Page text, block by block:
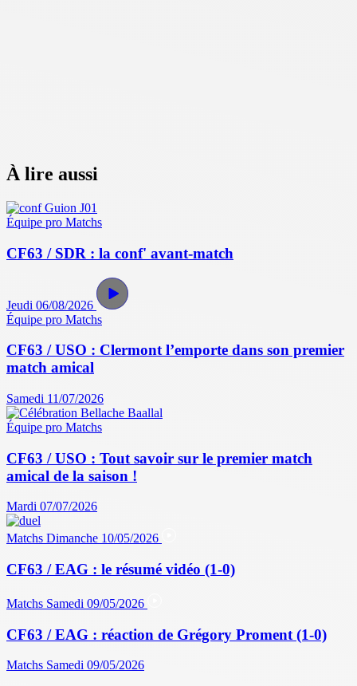
À lire aussi
Équipe pro Matchs
CF63 / SDR : la conf' avant-match
Jeudi 06/08/2026
Équipe pro Matchs
CF63 / USO : Clermont l’emporte dans son premier
match amical
Samedi 11/07/2026
Équipe pro Matchs
CF63 / USO : Tout savoir sur le premier match
amical de la saison !
Mardi 07/07/2026
Matchs Dimanche 10/05/2026
CF63 / EAG : le résumé vidéo (1-0)
Matchs Samedi 09/05/2026
CF63 / EAG : réaction de Grégory Proment (1-0)
Matchs Samedi 09/05/2026